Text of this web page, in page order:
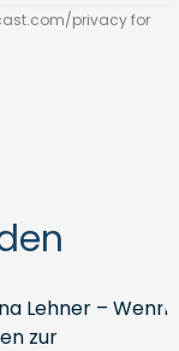
privacyfor